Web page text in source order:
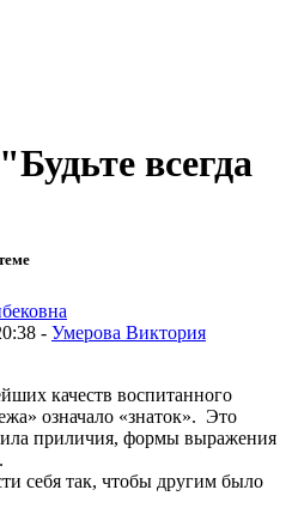
всегда
- Умерова Виктория
качеств воспитанного
означало «знаток». Это
приличия, формы выражения
себя так, чтобы другим было